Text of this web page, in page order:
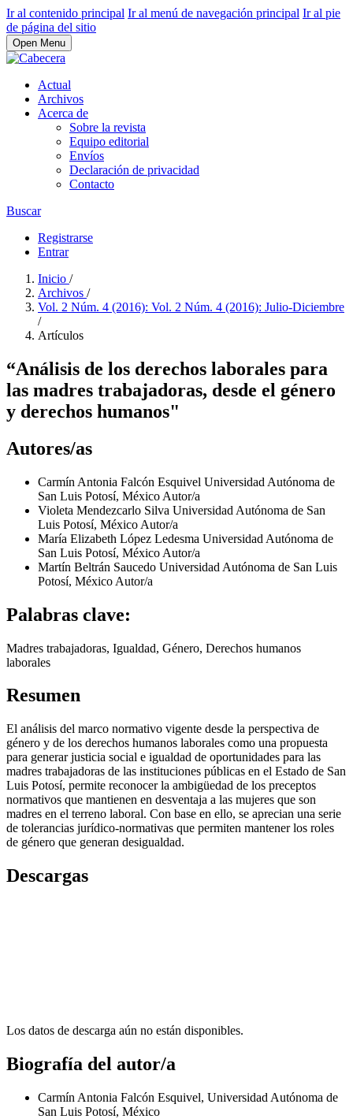
Ir al contenido principal Ir al menú de navegación principal Ir al pie
de página del sitio
Open Menu
Actual
Archivos
Acerca de
Sobre la revista
Equipo editorial
Envíos
Declaración de privacidad
Contacto
Buscar
Registrarse
Entrar
Inicio /
Archivos /
Vol. 2 Núm. 4 (2016): Vol. 2 Núm. 4 (2016): Julio-Diciembre
/
Artículos
“Análisis de los derechos laborales para
las madres trabajadoras, desde el género
y derechos humanos"
Autores/as
Carmín Antonia Falcón Esquivel Universidad Autónoma de
San Luis Potosí, México Autor/a
Violeta Mendezcarlo Silva Universidad Autónoma de San
Luis Potosí, México Autor/a
María Elizabeth López Ledesma Universidad Autónoma de
San Luis Potosí, México Autor/a
Martín Beltrán Saucedo Universidad Autónoma de San Luis
Potosí, México Autor/a
Palabras clave:
Madres trabajadoras, Igualdad, Género, Derechos humanos
laborales
Resumen
El análisis del marco normativo vigente desde la perspectiva de
género y de los derechos humanos laborales como una propuesta
para generar justicia social e igualdad de oportunidades para las
madres trabajadoras de las instituciones públicas en el Estado de San
Luis Potosí, permite reconocer la ambigüedad de los preceptos
normativos que mantienen en desventaja a las mujeres que son
madres en el terreno laboral. Con base en ello, se aprecian una serie
de tolerancias jurídico-normativas que permiten mantener los roles
de género que generan desigualdad.
Descargas
Los datos de descarga aún no están disponibles.
Biografía del autor/a
Carmín Antonia Falcón Esquivel, Universidad Autónoma de
San Luis Potosí, México